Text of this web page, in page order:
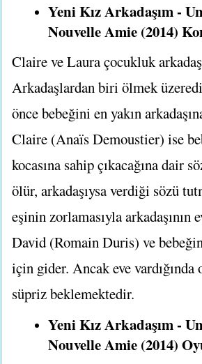
Yeni Kız Arkadaşım -
Nouvelle Amie (2014)
Claire ve Laura çocukluk
Arkadaşlardan biri ölmek
önce bebeğini en yakın
Claire (Anaïs Demoustier) ise
kocasına sahip çıkacağına dair
ölür, arkadaşıysa verdiği sözü
eşinin zorlamasıyla arkadaşının
David (Romain Duris) ve
için gider. Ancak eve
süpriz beklemektedir.
Yeni Kız Arkadaşım -
Nouvelle Amie (2014)